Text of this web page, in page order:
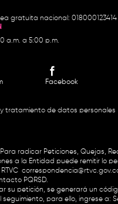
gratuita nacional: 018000123414
a.m. a 5:00 p.m.
Facebook
tratamiento de datos personales
radicar Peticiones, Quejas,
a la Entidad puede remitir lo
PQRSD.
su petición, se generará un
para ello, ingrese a: